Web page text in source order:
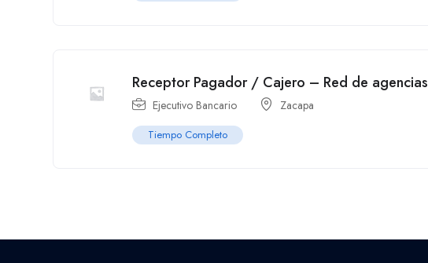
Receptor Pagador / Cajero – Red de agencias
Ejecutivo Bancario Zacapa
Tiempo Completo